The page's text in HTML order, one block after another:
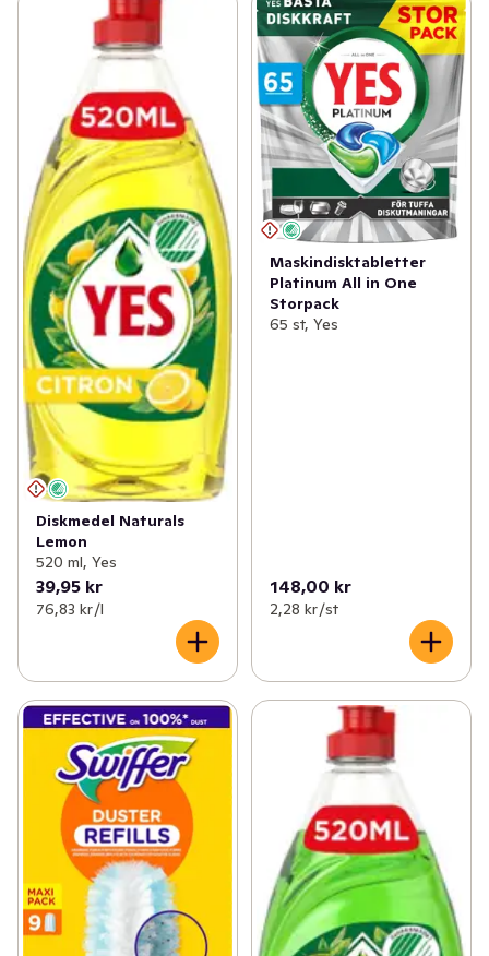
Diskmedel Naturals
Lemon
520 ml, Yes
39,95 kr
76,83 kr /l
Maskindisktabletter
Platinum All in One
Storpack
65 st, Yes
148,00 kr
2,28 kr /st